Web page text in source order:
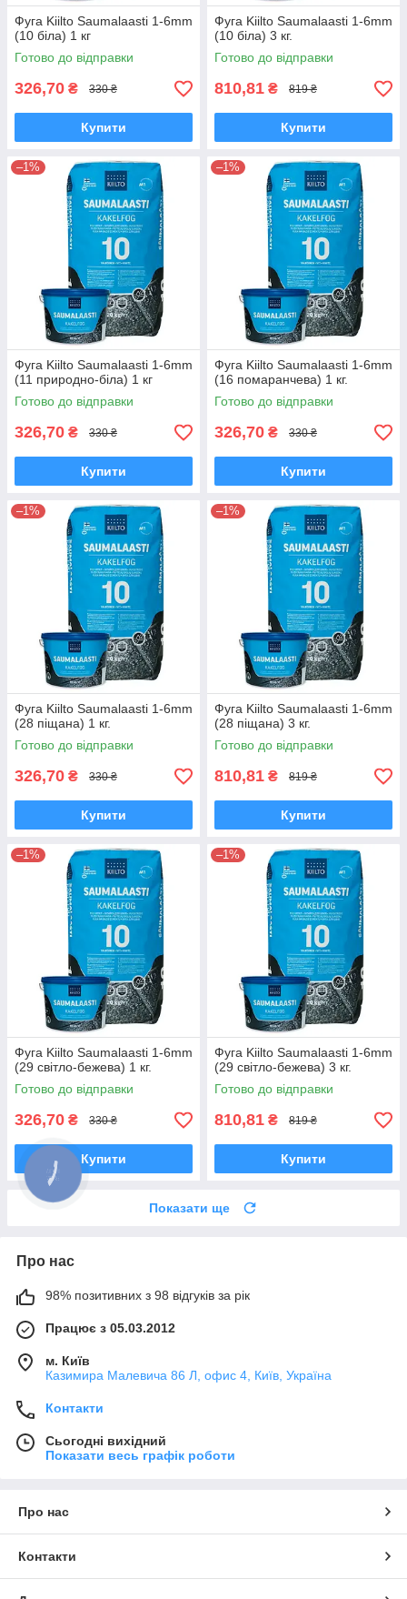
Фуга Kiilto Saumalaasti 1-6mm
(10 біла) 1 кг
Готово до відправки
326,70 ₴ 330 ₴
Купити
Фуга Kiilto Saumalaasti 1-6mm
(10 біла) 3 кг.
Готово до відправки
810,81 ₴ 819 ₴
Купити
–1%
Фуга Kiilto Saumalaasti 1-6mm
(11 природно-біла) 1 кг
Готово до відправки
326,70 ₴ 330 ₴
Купити
–1%
Фуга Kiilto Saumalaasti 1-6mm
(16 помаранчева) 1 кг.
Готово до відправки
326,70 ₴ 330 ₴
Купити
–1%
Фуга Kiilto Saumalaasti 1-6mm
(28 піщана) 1 кг.
Готово до відправки
326,70 ₴ 330 ₴
Купити
–1%
Фуга Kiilto Saumalaasti 1-6mm
(28 піщана) 3 кг.
Готово до відправки
810,81 ₴ 819 ₴
Купити
–1%
Фуга Kiilto Saumalaasti 1-6mm
(29 світло-бежева) 1 кг.
Готово до відправки
326,70 ₴ 330 ₴
Купити
–1%
Фуга Kiilto Saumalaasti 1-6mm
(29 світло-бежева) 3 кг.
Готово до відправки
810,81 ₴ 819 ₴
Купити
Показати ще
Про нас
98% позитивних з 98 відгуків за рік
Працює з 05.03.2012
м. Київ
Казимира Малевича 86 Л, офис 4, Київ, Україна
Контакти
Сьогодні вихідний
Показати весь графік роботи
Про нас
Контакти